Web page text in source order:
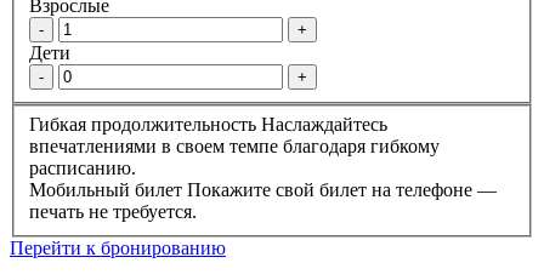
Взрослые
- +
Дети
- +
Гибкая продолжительность Наслаждайтесь
впечатлениями в своем темпе благодаря гибкому
расписанию.
Мобильный билет Покажите свой билет на телефоне —
печать не требуется.
Перейти к бронированию